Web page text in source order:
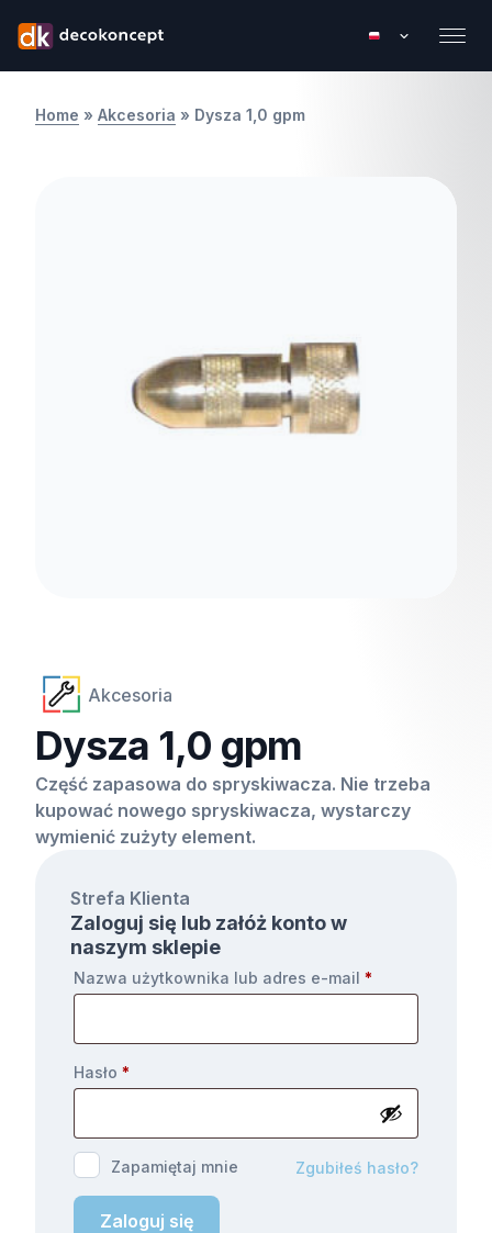
Home » Akcesoria » Dysza 1,0 gpm
Akcesoria
Dysza 1,0 gpm
Część zapasowa do spryskiwacza. Nie trzeba
kupować nowego spryskiwacza, wystarczy
wymienić zużyty element.
Strefa Klienta
Zaloguj się lub załóż konto w
naszym sklepie
Nazwa użytkownika lub adres e-mail *
Hasło *
Zapamiętaj mnie Zgubiłeś hasło?
Zaloguj się